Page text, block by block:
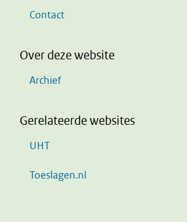
Contact
Over deze website
Archief
Gerelateerde websites
UHT
Toeslagen.nl